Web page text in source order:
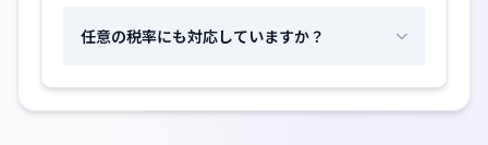
任意の税率にも対応していますか？